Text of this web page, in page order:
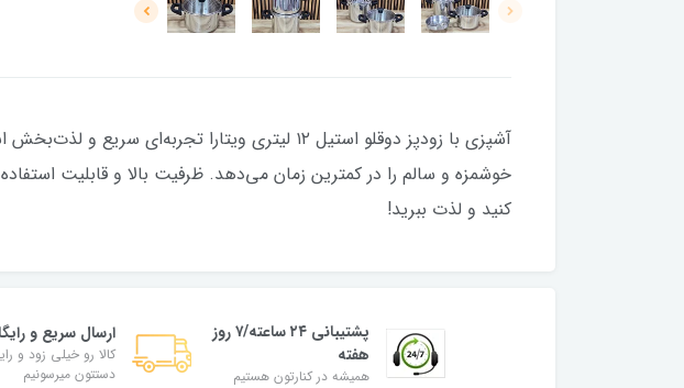
آشپزی با زودپز دوقلو استیل ۱۲ لیتری ویتارا
خوشمزه و سالم را در کمترین زمان می‌دهد. ظرفیت بالا و قابلیت
کنید و لذت ببرید!
پشتیبانی ۲۴ ساعته/۷ روز
هفته
همیشه در کنارتون هستیم
ارسال سریع و
کالا رو خیلی زود و
دستتون میرسونیم